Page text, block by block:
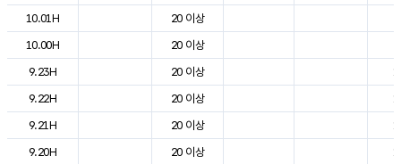
10.01H
20 이상
10.00H
20 이상
9.23H
20 이상
9.22H
20 이상
9.21H
20 이상
9.20H
20 이상